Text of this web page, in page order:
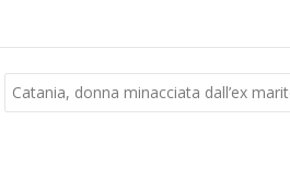
Catania, donna minacciata dall’ex